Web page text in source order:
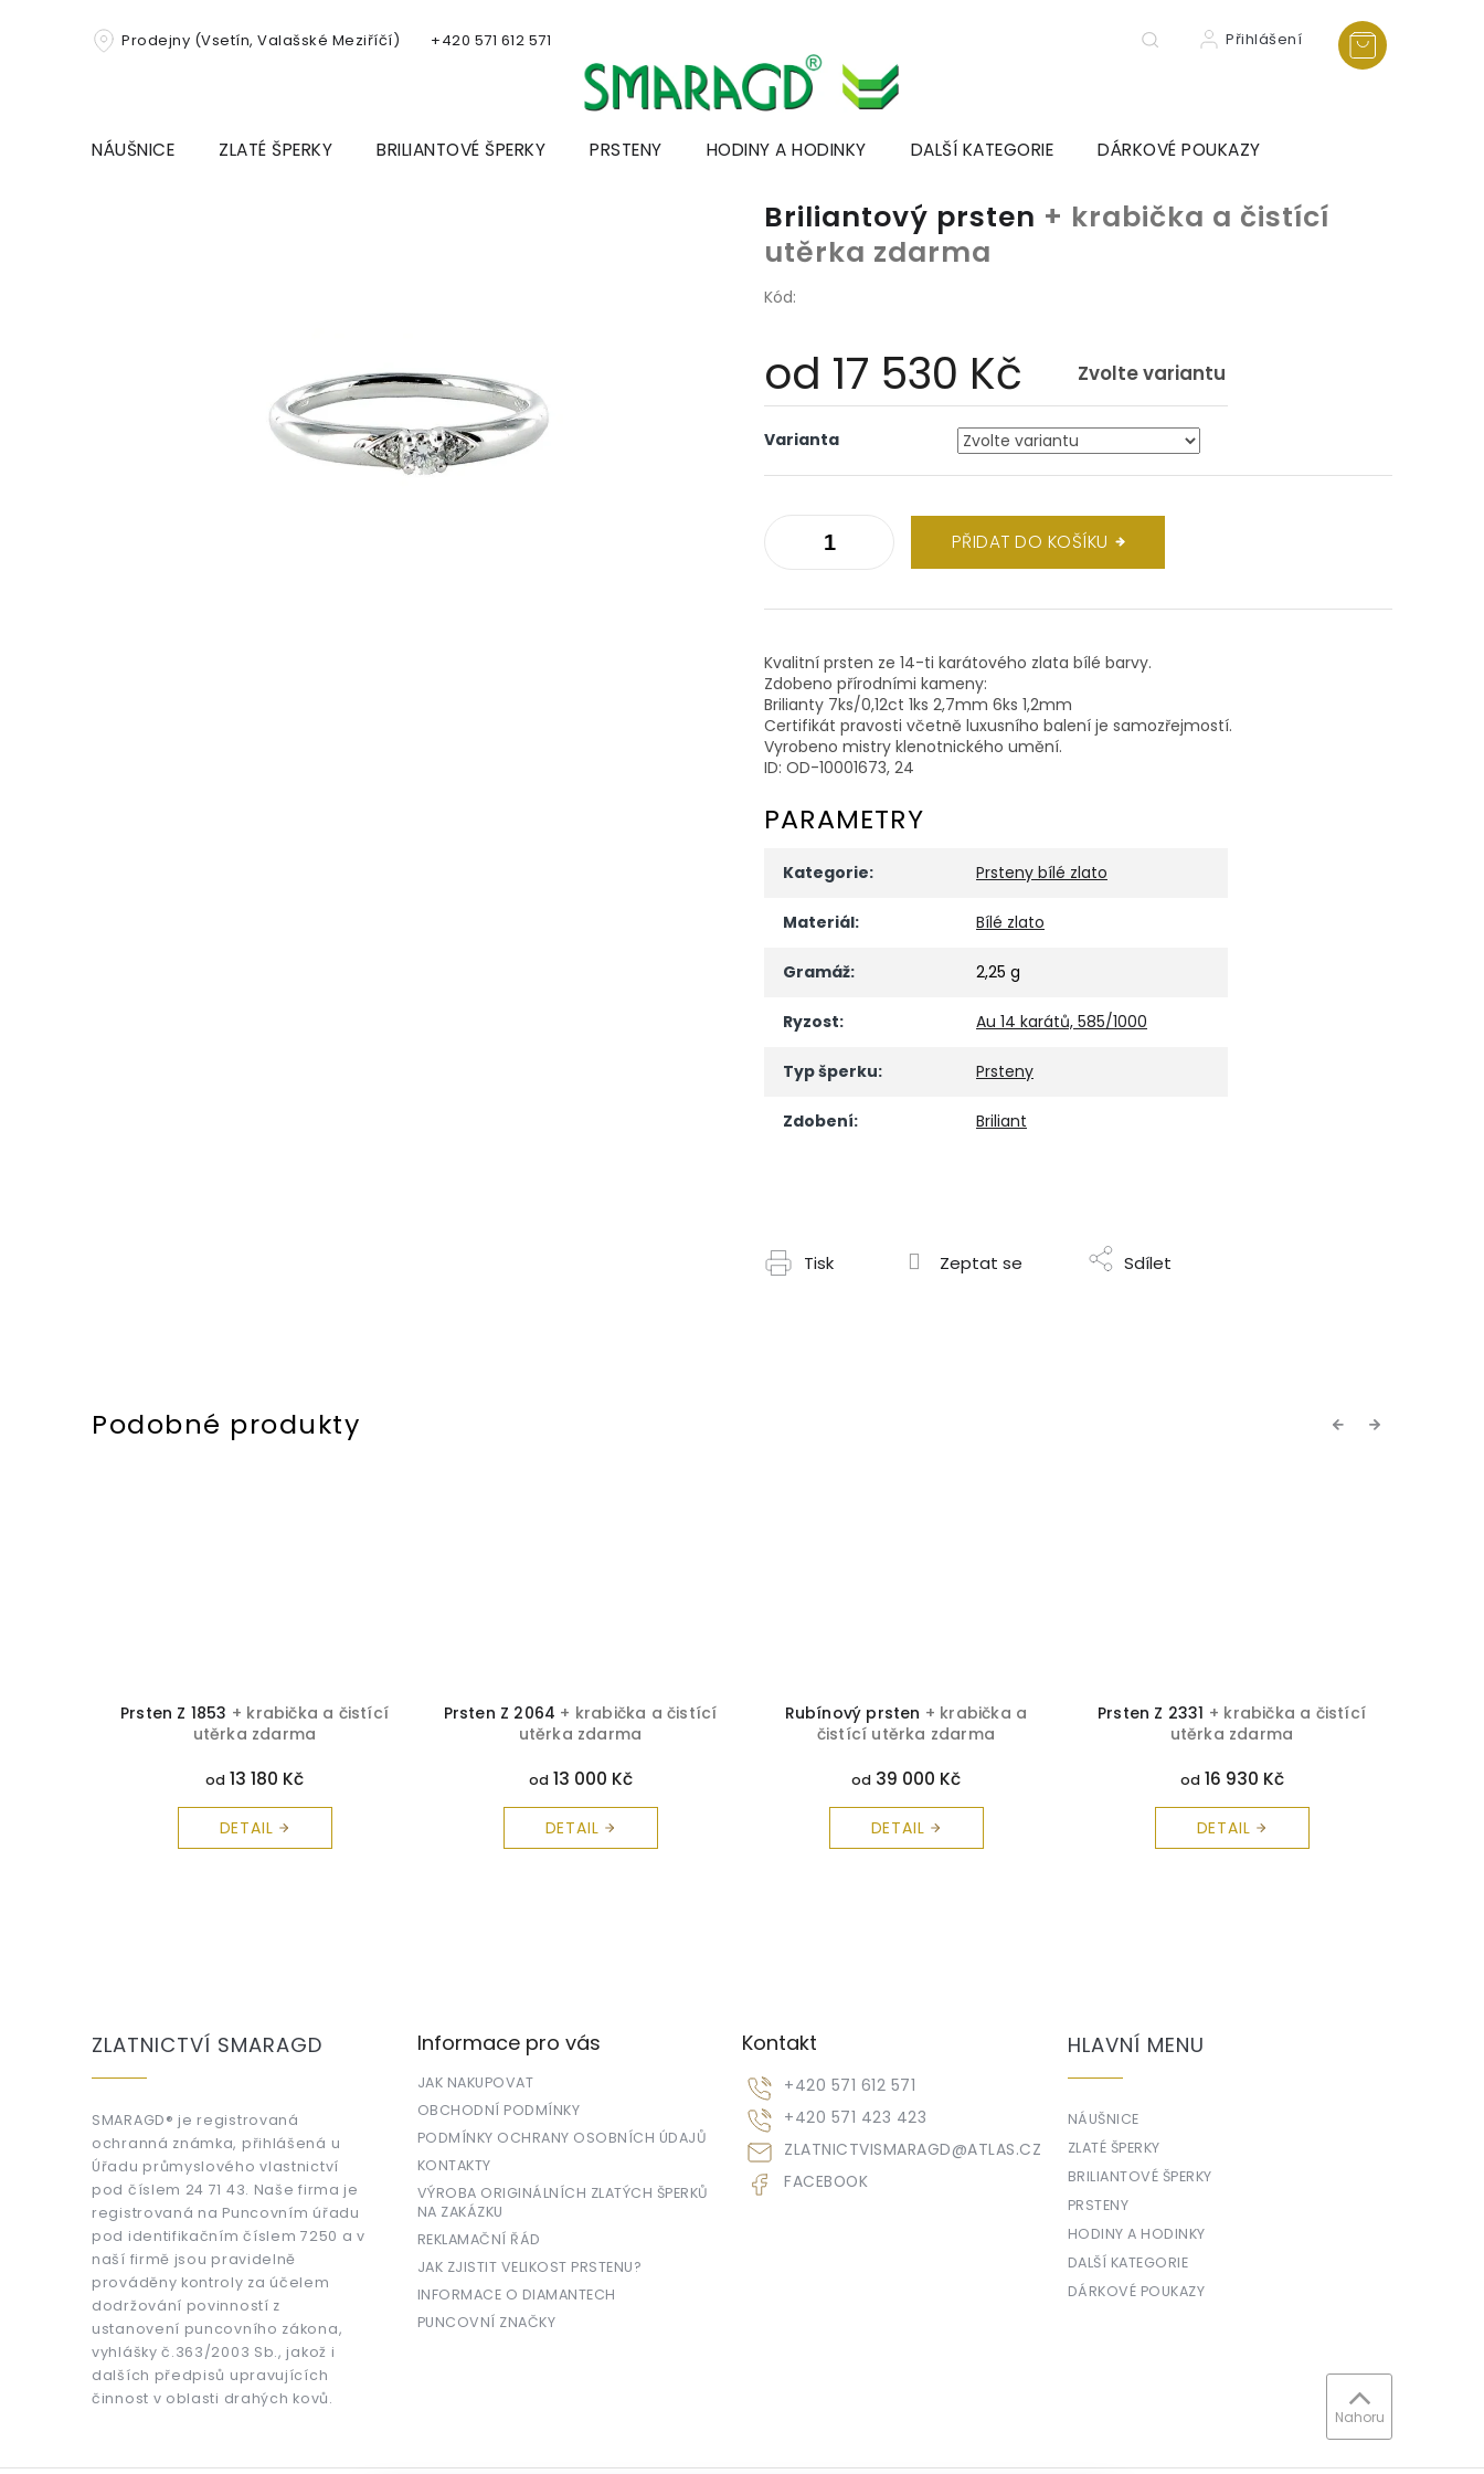
Prodejny (Vsetín, Valašské Meziříčí) +420 571 612 571 Přihlášení
NÁUŠNICE ZLATÉ ŠPERKY BRILIANTOVÉ ŠPERKY PRSTENY HODINY A HODINKY DALŠÍ KATEGORIE DÁRKOVÉ POUKAZY
Briliantový prsten + krabička a čistící
utěrka zdarma
Kód:
od 17 530 Kč Zvolte variantu
cena:
Varianta
PŘIDAT DO KOŠÍKU
Kvalitní prsten ze 14-ti karátového zlata bílé barvy.
Zdobeno přírodními kameny:
Brilianty 7ks/0,12ct 1ks 2,7mm 6ks 1,2mm
Certifikát pravosti včetně luxusního balení je samozřejmostí.
Vyrobeno mistry klenotnického umění.
ID: OD-10001673, 24
PARAMETRY
Kategorie: Prsteny bílé zlato
Materiál: Bílé zlato
Gramáž: 2,25 g
Ryzost: Au 14 karátů, 585/1000
Typ šperku: Prsteny
Zdobení: Briliant
Tisk Zeptat se Sdílet
Previous
Prsten Z 1853 + krabička a čistící
utěrka zdarma
od 13 180 Kč
DETAIL
Prsten Z 2064 + krabička a čistící
utěrka zdarma
od13 000 Kč
DETAIL
Rubínový prsten + krabička a
čistící utěrka zdarma
od 39 000 Kč
DETAIL
Prsten Z 2331 + krabička a čistící
utěrka zdarma
od16 930 Kč
DETAIL
Next
ZLATNICTVÍ SMARAGD
SMARAGD® je registrovaná
ochranná známka, přihlášená u
Úřadu průmyslového vlastnictví
pod číslem 24 71 43. Naše firma je
registrovaná na Puncovním úřadu
pod identifikačním číslem 7250 a v
naší firmě jsou pravidelně
prováděny kontroly za účelem
dodržování povinností z
ustanovení puncovního zákona,
vyhlášky č.363/2003 Sb., jakož i
dalších předpisů upravujících
činnost v oblasti drahých kovů.
Informace pro vás
JAK NAKUPOVAT
OBCHODNÍ PODMÍNKY
PODMÍNKY OCHRANY OSOBNÍCH ÚDAJŮ
KONTAKTY
VÝROBA ORIGINÁLNÍCH ZLATÝCH ŠPERKŮ
NA ZAKÁZKU
REKLAMAČNÍ ŘÁD
JAK ZJISTIT VELIKOST PRSTENU?
INFORMACE O DIAMANTECH
PUNCOVNÍ ZNAČKY
Kontakt
ZLATNICTVISMARAGD@ATLAS.CZ
+420 571 612 571
+420 571 423 423
FACEBOOK
HLAVNÍ MENU
NÁUŠNICE
ZLATÉ ŠPERKY
BRILIANTOVÉ ŠPERKY
PRSTENY
HODINY A HODINKY
DALŠÍ KATEGORIE
DÁRKOVÉ POUKAZY
Nahoru